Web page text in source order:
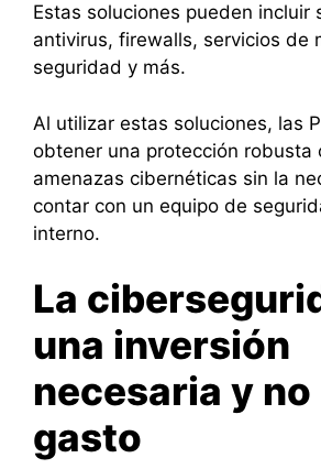
Estas soluciones pueden incluir
antivirus, firewalls, servicios de
seguridad y más.
Al utilizar estas soluciones, las
obtener una protección robusta
amenazas cibernéticas sin la
contar con un equipo de
interno.
La
una inversión
necesaria y no
gasto